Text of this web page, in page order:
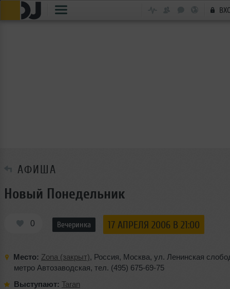
АФИША
Новый Понедельник
0 Вечеринка 17 АПРЕЛЯ 2006 В 21:00
Место: Zona (закрыт), Россия, Москва, ул. Ленинская
метро Автозаводская, тел. (495) 675-69-75
Выступают: Taran